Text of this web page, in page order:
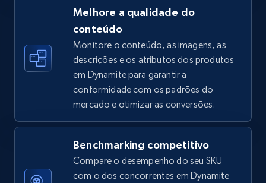
price, Final price, Discount percent, and more.
5.4K+ 668+ Comece agora
Amazon sellers info
Seller id, URL, Seller name, Description, Detailed
info, Stars, Feedbacks, Return policy, and more.
2.5K+ 378+ Comece agora
Melhore a qualidade do
conteúdo
Monitore o conteúdo, as imagens, as
descrições e os atributos dos produtos
em Dynamite para garantir a
conformidade com os padrões do
mercado e otimizar as conversões.
Benchmarking competitivo
Compare o desempenho do seu SKU
com o dos concorrentes em Dynamite